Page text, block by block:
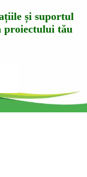
și suportul
proiectului tău